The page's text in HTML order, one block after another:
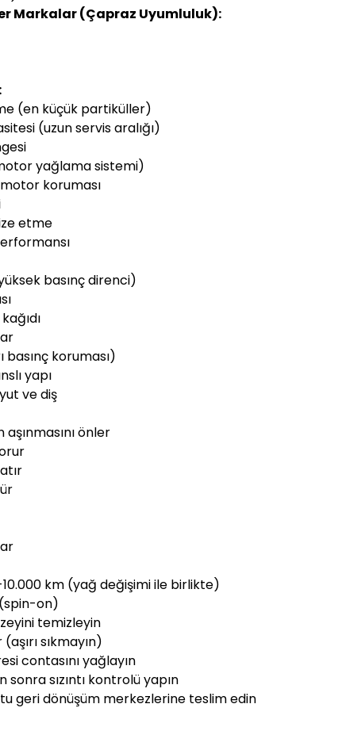
Markalar (Çapraz Uyumluluk):
(en küçük partiküller)
(uzun servis aralığı)
yağlama sistemi)
koruması
etme
basınç direnci)
basınç koruması)
yapı
ve diş
önler
km (yağ değişimi ile birlikte)
on)
temizleyin
(aşırı sıkmayın)
contasını yağlayın
sızıntı kontrolü yapın
geri dönüşüm merkezlerine teslim edin